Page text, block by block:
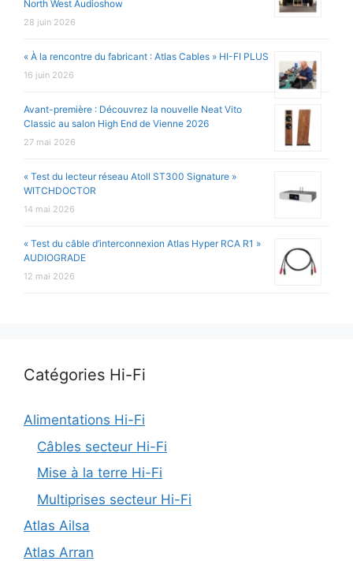
North West Audioshow
28 juin 2026
« À la rencontre du fabricant : Atlas Cables » HI-FI PLUS
16 juin 2026
Avant-première : Découvrez la nouvelle Neat Vito
Classic au salon High End de Vienne 2026
27 mai 2026
« Test du lecteur réseau Atoll ST300 Signature »
WITCHDOCTOR
14 mai 2026
« Test du câble d’interconnexion Atlas Hyper RCA R1 »
AUDIOGRADE
12 mai 2026
Catégories Hi-Fi
Alimentations Hi-Fi
Câbles secteur Hi-Fi
Mise à la terre Hi-Fi
Multiprises secteur Hi-Fi
Atlas Ailsa
Atlas Arran